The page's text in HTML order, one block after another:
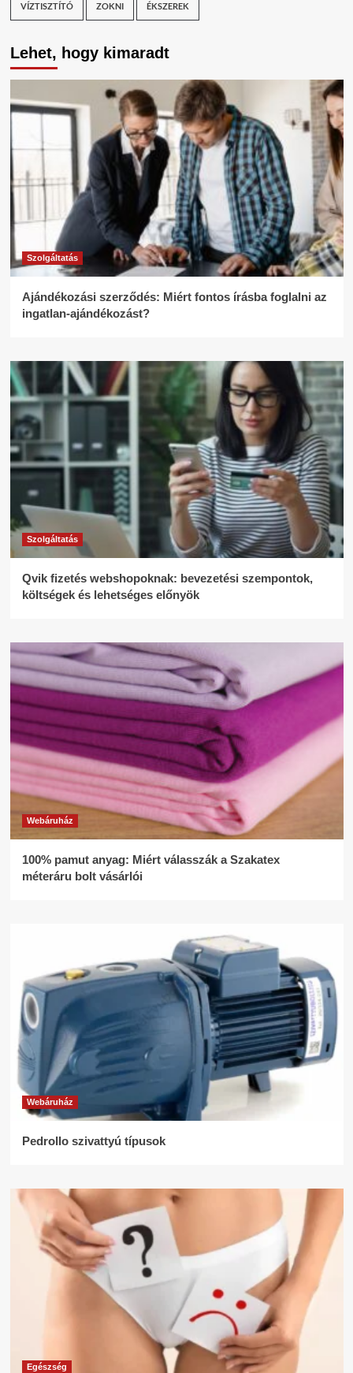
VÍZTISZTÍTÓ ZOKNI ÉKSZEREK
Lehet, hogy kimaradt
Szolgáltatás
Ajándékozási szerződés: Miért fontos írásba foglalni az
ingatlan-ajándékozást?
Szolgáltatás
Qvik fizetés webshopoknak: bevezetési szempontok,
költségek és lehetséges előnyök
Webáruház
100% pamut anyag: Miért válasszák a Szakatex
méteráru bolt vásárlói
Webáruház
Pedrollo szivattyú típusok
Egészség